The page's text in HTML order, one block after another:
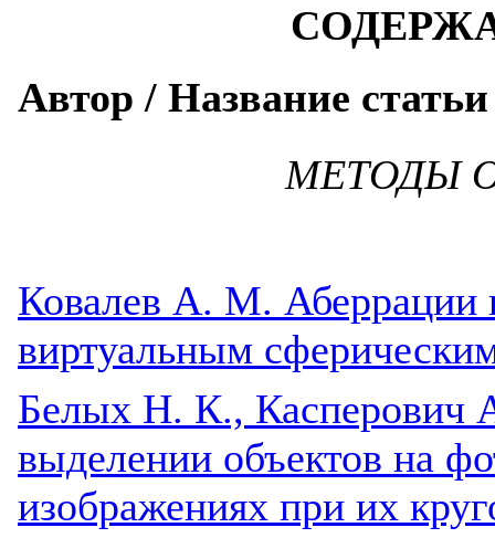
Автор / Название статьи
МЕТОДЫ
Ковалев А. М. Аберрации
виртуальным
Белых Н. К.,
выделении объектов на
изображениях при их